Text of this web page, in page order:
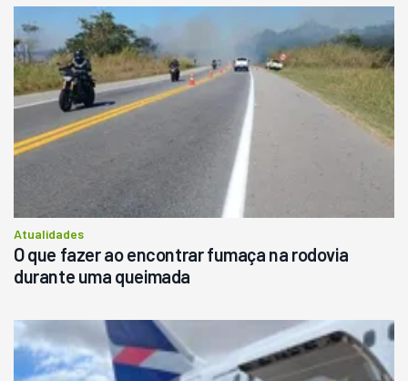
Atualidades
O que fazer ao encontrar fumaça na rodovia
durante uma queimada